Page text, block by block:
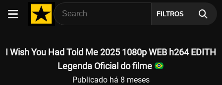
FILTROS
I Wish You Had Told Me 2025 1080p WEB h264 EDITH
Legenda Oficial do filme
Publicado há 8 meses